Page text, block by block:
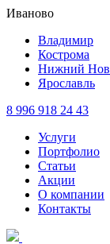
Иваново
Владимир
Кострома
Нижний
Ярославль
8 996 918 24 43
Услуги
Портфолио
Статьи
Акции
О компании
Контакты